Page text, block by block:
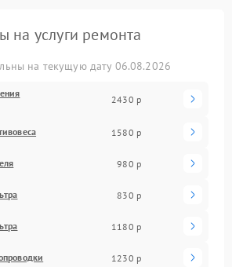
на услуги ремонта
на текущую дату 06.08.2026
2430 р
1580 р
980 р
830 р
1180 р
1230 р